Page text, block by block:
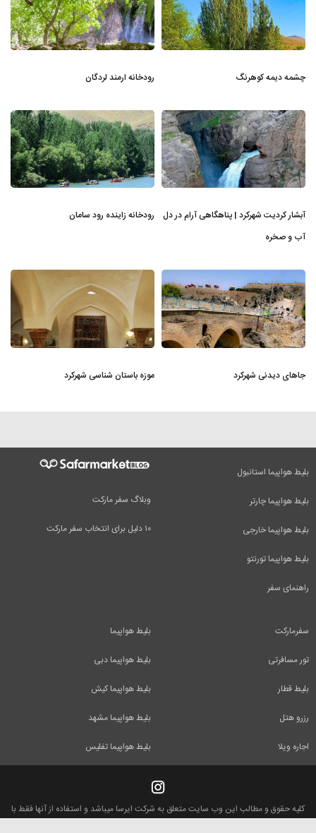
چشمه دیمه کوهرنگ رودخانه ارمند لردگان
آبشار کردیت شهرکرد | پناهگاهی آرام در دل
آب و صخره
رودخانه زاینده رود سامان
جاهای دیدنی شهرکرد موزه باستان شناسی شهرکرد
وبلاگ سفر مارکت
۱۰ دلیل برای انتخاب سفر مارکت
بلیط هواپیما استانبول
بلیط هواپیما چارتر
بلیط هواپیما خارجی
بلیط هواپیما تورنتو
راهنمای سفر
بلیط هواپیما
بلیط هواپیما دبی
بلیط هواپیما کیش
بلیط هواپیما مشهد
بلیط هواپیما تفلیس
سفرمارکت
تور مسافرتی
بلیط قطار
رزرو هتل
اجاره ویلا
کلیه حقوق و مطالب این وب سایت متعلق به شرکت ایرسا میباشد و استفاده از آنها فقط با